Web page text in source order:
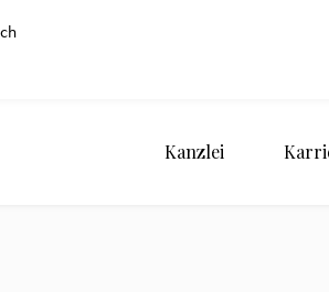
Kanzlei